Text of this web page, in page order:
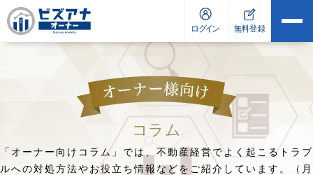
コラム
「オーナー向けコラム」では、不動産経営でよく起こるトラブ
ルへの対処方法やお役立ち情報などをご紹介しています。（月